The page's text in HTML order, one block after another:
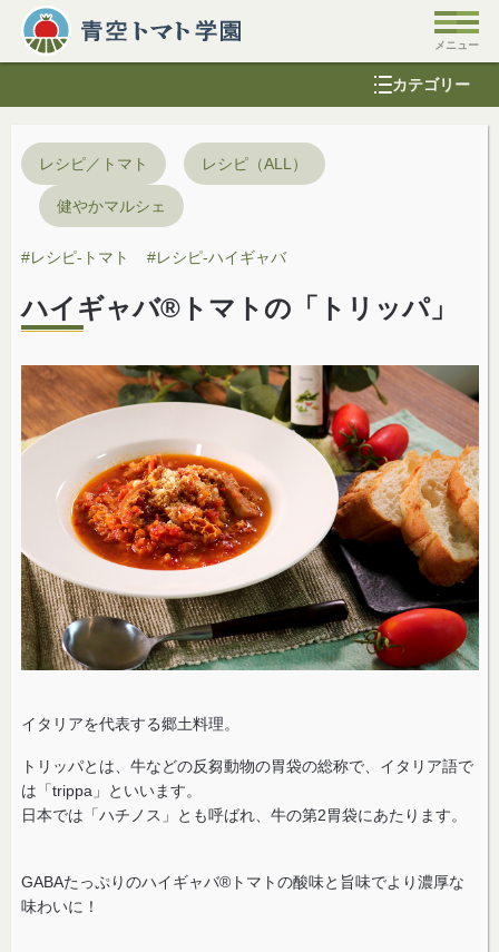
カテゴリー
レシピ／トマト レシピ（ALL）
健やかマルシェ
#レシピ-トマト #レシピ-ハイギャバ
ハイギャバ®トマトの「トリッパ」
イタリアを代表する郷土料理。
トリッパとは、牛などの反芻動物の胃袋の総称で、イタリア語で
は「trippa」といいます。
日本では「ハチノス」とも呼ばれ、牛の第2胃袋にあたります。
GABAたっぷりのハイギャバ®トマトの酸味と旨味でより濃厚な
味わいに！